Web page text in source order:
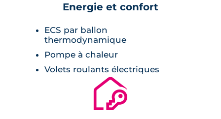
Energie et confort
ECS par ballon
thermodynamique
Pompe à chaleur
Volets roulants électriques
🔐